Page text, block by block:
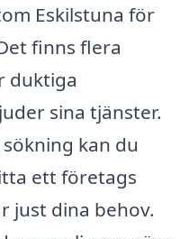
Eskilstuna för
finns flera
duktiga
sina tjänster.
kan du
ett företags
just dina behov.